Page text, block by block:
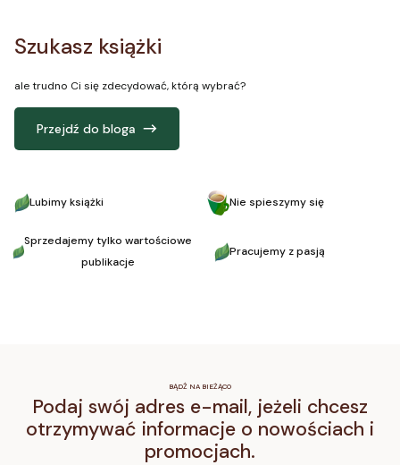
Szukasz książki
ale trudno Ci się zdecydować, którą wybrać?
Przejdź do bloga
Lubimy książki Nie spieszymy się
Sprzedajemy tylko wartościowe
publikacje
Pracujemy z pasją
BĄDŹ NA BIEŻĄCO
Podaj swój adres e-mail, jeżeli chcesz
otrzymywać informacje o nowościach i
promocjach.